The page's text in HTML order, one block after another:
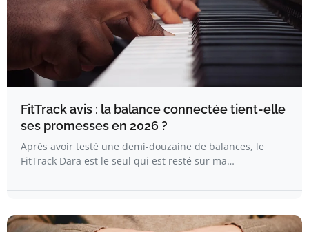
FitTrack avis : la balance connectée tient-elle
ses promesses en 2026 ?
Après avoir testé une demi-douzaine de balances, le
FitTrack Dara est le seul qui est resté sur ma…